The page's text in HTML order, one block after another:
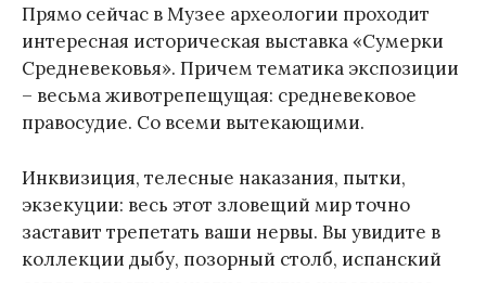
Прямо сейчас в Музее археологии проходит
интересная историческая выставка «Сумерки
Средневековья». Причем тематика экспозиции
– весьма животрепещущая: средневековое
правосудие. Со всеми вытекающими.
Инквизиция, телесные наказания, пытки,
экзекуции: весь этот зловещий мир точно
заставит трепетать ваши нервы. Вы увидите в
коллекции дыбу, позорный столб, испанский